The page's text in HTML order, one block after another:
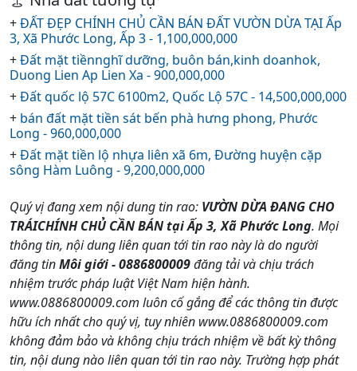
+ĐẤT ĐẸP CHÍNH CHỦ CẦN BÁN ĐẤT VƯỜN DỪA TẠI Ấp
3, Xã Phước Long, Ấp 3 - 1,100,000,000
+Đất mặt tiềnnghĩ dưỡng, buôn bán,kinh doanhok,
Duong Lien Ap Lien Xa - 900,000,000
+Đất quốc lộ 57C 6100m2, Quốc Lộ 57C - 14,500,000,000
+ bán đất mặt tiền sát bến phà hưng phong, Phước
Long - 960,000,000
+Đất mặt tiền lộ nhựa liên xã 6m, Đường huyện cặp
sông Hàm Luông - 9,200,000,000
Quý vị đang xem nội dung tin rao: VƯỜN DỪA ĐANG CHO
TRÁICHÍNH CHỦ CẦN BÁN tại Ấp 3, Xã Phước Long. Mọi
thông tin, nội dung liên quan tới tin rao này là do người
đăng tinMôi giới - 0886800009đăng tải và chịu trách
nhiệm trước pháp luật Việt Nam hiện hành.
www.0886800009.com luôn cố gắng để các thông tin được
hữu ích nhất cho quý vị, tuy nhiên www.0886800009.com
không đảm bảo và không chịu trách nhiệm về bất kỳ thông
tin, nội dung nào liên quan tới tin rao này. Trường hợp phát